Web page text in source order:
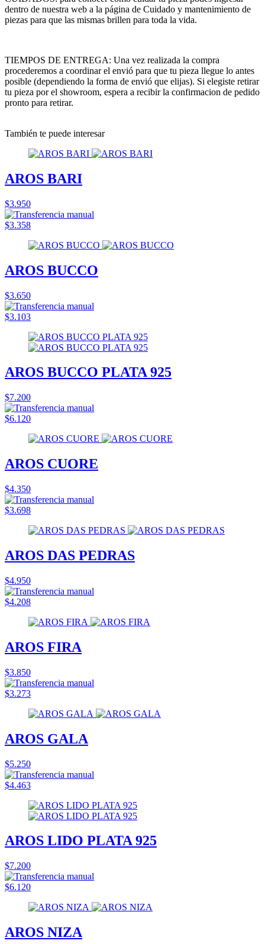
dentro de nuestra web a la página de Cuidado y mantenimiento de
piezas para que las mismas brillen para toda la vida.
TIEMPOS DE ENTREGA: Una vez realizada la compra
procederemos a coordinar el envió para que tu pieza llegue lo antes
posible (dependiendo la forma de envió que elijas). Si elegiste retirar
tu pieza por el showroom, espera a recibir la confirmacion de pedido
pronto para retirar.
También te puede interesar
AROS BARI
$3.950
$3.358
AROS BUCCO
$3.650
$3.103
AROS BUCCO PLATA 925
$7.200
$6.120
AROS CUORE
$4.350
$3.698
AROS DAS PEDRAS
$4.950
$4.208
AROS FIRA
$3.850
$3.273
AROS GALA
$5.250
$4.463
AROS LIDO PLATA 925
$7.200
$6.120
AROS NIZA